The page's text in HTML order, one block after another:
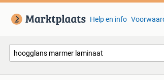
Help en info